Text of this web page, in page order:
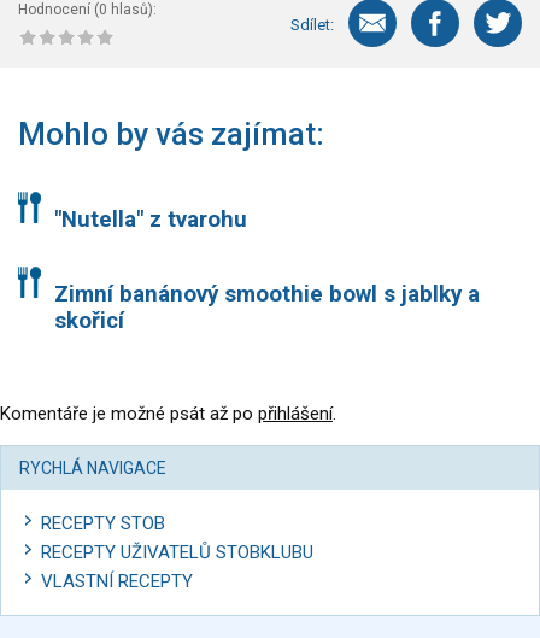
Hodnocení (0 hlasů):
Sdílet:
Mohlo by vás zajímat:
"Nutella" z tvarohu
Zimní banánový smoothie bowl s jablky a
skořicí
Komentáře je možné psát až po přihlášení.
RYCHLÁ NAVIGACE
RECEPTY STOB
RECEPTY UŽIVATELŮ STOBKLUBU
VLASTNÍ RECEPTY